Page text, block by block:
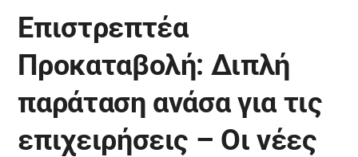
Επιστρεπτέα
Προκαταβολή: Διπλή
παράταση ανάσα για τις
επιχειρήσεις – Οι νέες